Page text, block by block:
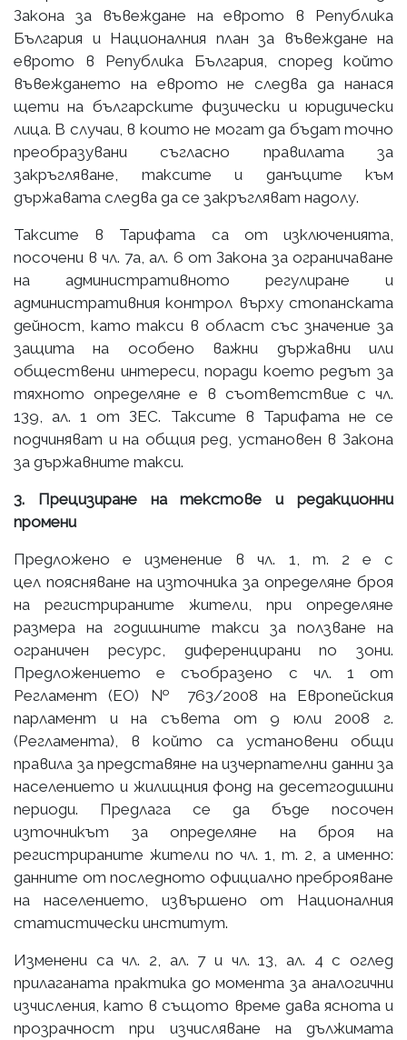
Закона за въвеждане на еврото в Република
България и Националния план за въвеждане на
еврото в Република България, според който
въвеждането на еврото не следва да нанася
щети на българските физически и юридически
лица. В случаи, в които не могат да бъдат точно
преобразувани съгласно правилата за
закръгляване, таксите и данъците към
държавата следва да се закръгляват надолу.
Таксите в Тарифата са от изключенията,
посочени в чл. 7а, ал. 6 от Закона за ограничаване
на административното регулиране и
административния контрол върху стопанската
дейност, като такси в област със значение за
защита на особено важни държавни или
обществени интереси, поради което редът за
тяхното определяне е в съответствие с чл.
139, ал. 1 от ЗЕС. Таксите в Тарифата не се
подчиняват и на общия ред, установен в Закона
за държавните такси.
3. Прецизиране на текстове и редакционни
промени
Предложено е изменение в чл. 1, т. 2 е с
цел поясняване на източника за определяне броя
на регистрираните жители, при определяне
размера на годишните такси за ползване на
ограничен ресурс, диференцирани по зони.
Предложението е съобразено с чл. 1 от
Регламент (ЕО) № 763/2008 на Европейския
парламент и на съвета от 9 юли 2008 г.
(Регламента), в който са установени общи
правила за представяне на изчерпателни данни за
населението и жилищния фонд на десетгодишни
периоди. Предлага се да бъде посочен
източникът за определяне на броя на
регистрираните жители по чл. 1, т. 2, а именно:
данните от последното официално преброяване
на населението, извършено от Националния
статистически институт.
Изменени са чл. 2, ал. 7 и чл. 13, ал. 4 с оглед
прилаганата практика до момента за аналогични
изчисления, като в същото време дава яснота и
прозрачност при изчисляване на дължимата